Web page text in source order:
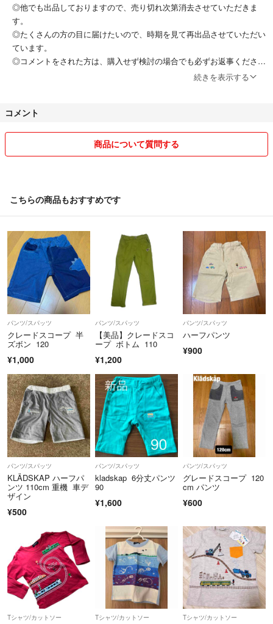
◎他でも出品しておりますので、売り切れ次第消去させていただきま
す。
◎たくさんの方の目に届けたいので、時期を見て再出品させていただい
ています。
◎コメントをされた方は、購入せず検討の場合でも必ずお返事くださ
い。応答なし、その他こちらの判断にて不必要なコメントは削除させて
せていただきます。
ていただきます。出品して間もない商品、新品や美品の商品のお値下げ
はできませんが、まとめ買いの場合はお気持ち程度お値下げさせていた
◎商品の状態は分かりやすく記載しているつもりですが、写真と実際の
見た目では若干異なる場合がございますのでご了承ください。
お控えください。また、素人検品ですので見落とし等あるかもしれませ
ん。
◎ご購入後の返品、返金、クレームはお断りいたします。
◎ペットは飼っておりません。
◎挨拶やマナーのない方、プロフ未記入で取引0の方、悪い評価が目立
つ方、円滑にやりとりが進まない方、コメント逃げされる方など、こち
らが不安と感じた方とのお取引はお断り(ブロック)させていただくこと
があります。
◎記載にない難を見つけられた場合には、必ず受取評価前にご連絡をお
願いいたします。評価にて知らされても対応出来ません。丁寧に対応い
発送について
◎簡易包装になりますので、ご理解のうえご購入ください。
◎発送の際は規格内のサイズにおさめるため、ジッパー付き袋で圧縮す
ることがあります。シワなど気になさる方、補償などが必要な方は、着
払い又は送料上乗せにて承りますのでコメントにてその旨お伝えくださ
い。
◎発送後の事故やトラブルについては、責任は負えませんのでご了承く
ださい。
続きを表示する
コメント
商品について質問する
こちらの商品もおすすめです
パンツ/スパッツ
クレードスコープ 半
ズボン 120
¥1,000
パンツ/スパッツ
【美品】クレードスコ
ープ ボトム 110
¥1,200
パンツ/スパッツ
ハーフパンツ
¥900
パンツ/スパッツ
KLÄDSKAP ハーフパ
ンツ 110cm 重機 車デ
ザイン
¥500
パンツ/スパッツ
kladskap 6分丈パンツ
90
¥1,600
パンツ/スパッツ
グレードスコープ 120
cm パンツ
¥600
Tシャツ/カットソー Tシャツ/カットソー Tシャツ/カットソー